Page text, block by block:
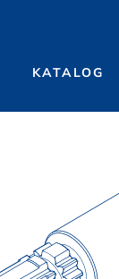
KATALOG